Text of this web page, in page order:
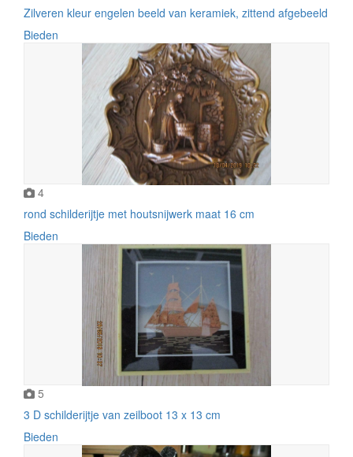
Zilveren kleur engelen beeld van keramiek, zittend afgebeeld
Bieden
4
rond schilderijtje met houtsnijwerk maat 16 cm
Bieden
5
3 D schilderijtje van zeilboot 13 x 13 cm
Bieden